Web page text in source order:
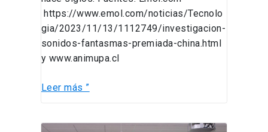
https://www.emol.com/noticias/Tecnolo
gia/2023/11/13/1112749/investigacion-
sonidos-fantasmas-premiada-china.html
y www.animupa.cl
Leer más ”